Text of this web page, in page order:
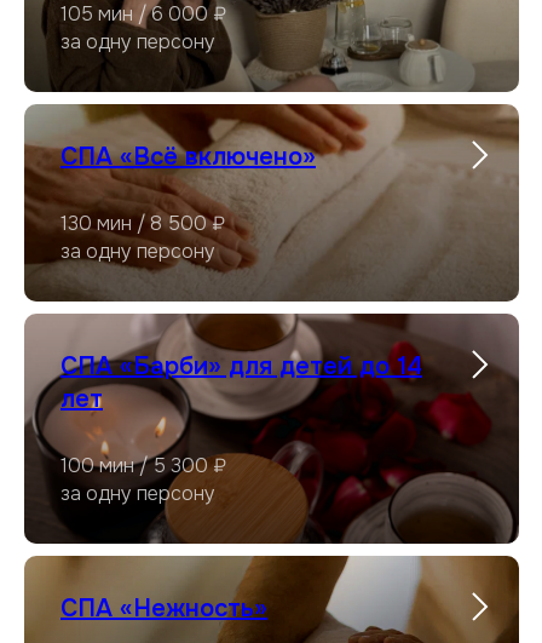
105 мин / 6 000 ₽
за одну персону
СПА «Всё включено»
130 мин / 8 500 ₽
за одну персону
СПА «Барби» для детей до 14
лет
100 мин / 5 300 ₽
за одну персону
СПА «Нежность»